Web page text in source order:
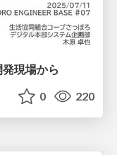
現場から
0 220